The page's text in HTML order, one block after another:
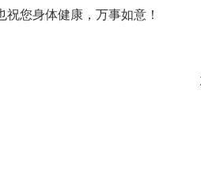
您身体健康，万事如意！
Ｘ